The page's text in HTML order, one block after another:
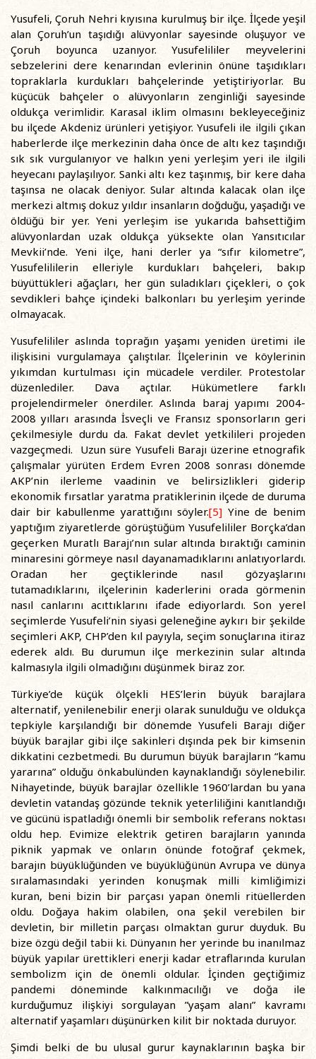
Yusufeli, Çoruh Nehri kıyısına kurulmuş bir ilçe. İlçede yeşil
alan Çoruh’un taşıdığı alüvyonlar sayesinde oluşuyor ve
Çoruh boyunca uzanıyor. Yusufelililer meyvelerini
sebzelerini dere kenarından evlerinin önüne taşıdıkları
topraklarla kurdukları bahçelerinde yetiştiriyorlar. Bu
küçücük bahçeler o alüvyonların zenginliği sayesinde
oldukça verimlidir. Karasal iklim olmasını bekleyeceğiniz
bu ilçede Akdeniz ürünleri yetişiyor. Yusufeli ile ilgili çıkan
haberlerde ilçe merkezinin daha önce de altı kez taşındığı
sık sık vurgulanıyor ve halkın yeni yerleşim yeri ile ilgili
heyecanı paylaşılıyor. Sanki altı kez taşınmış, bir kere daha
taşınsa ne olacak deniyor. Sular altında kalacak olan ilçe
merkezi altmış dokuz yıldır insanların doğduğu, yaşadığı ve
öldüğü bir yer. Yeni yerleşim ise yukarıda bahsettiğim
alüvyonlardan uzak oldukça yüksekte olan Yansıtıcılar
Mevkii’nde. Yeni ilçe, hani derler ya “sıfır kilometre”,
Yusufelililerin elleriyle kurdukları bahçeleri, bakıp
büyüttükleri ağaçları, her gün suladıkları çiçekleri, o çok
sevdikleri bahçe içindeki balkonları bu yerleşim yerinde
olmayacak.
Yusufelililer aslında toprağın yaşamı yeniden üretimi ile
ilişkisini vurgulamaya çalıştılar. İlçelerinin ve köylerinin
yıkımdan kurtulması için mücadele verdiler. Protestolar
düzenlediler. Dava açtılar. Hükümetlere farklı
projelendirmeler önerdiler. Aslında baraj yapımı 2004-
2008 yılları arasında İsveçli ve Fransız sponsorların geri
çekilmesiyle durdu da. Fakat devlet yetkilileri projeden
vazgeçmedi. Uzun süre Yusufeli Barajı üzerine etnografik
çalışmalar yürüten Erdem Evren 2008 sonrası dönemde
AKP’nin ilerleme vaadinin ve belirsizlikleri giderip
ekonomik fırsatlar yaratma pratiklerinin ilçede de duruma
dair bir kabullenme yarattığını söyler.[5] Yine de benim
yaptığım ziyaretlerde görüştüğüm Yusufelililer Borçka’dan
geçerken Muratlı Barajı’nın sular altında bıraktığı caminin
minaresini görmeye nasıl dayanamadıklarını anlatıyorlardı.
Oradan her geçtiklerinde nasıl gözyaşlarını
tutamadıklarını, ilçelerinin kaderlerini orada görmenin
nasıl canlarını acıttıklarını ifade ediyorlardı. Son yerel
seçimlerde Yusufeli’nin siyasi geleneğine aykırı bir şekilde
seçimleri AKP, CHP’den kıl payıyla, seçim sonuçlarına itiraz
ederek aldı. Bu durumun ilçe merkezinin sular altında
kalmasıyla ilgili olmadığını düşünmek biraz zor.
Türkiye’de küçük ölçekli HES’lerin büyük barajlara
alternatif, yenilenebilir enerji olarak sunulduğu ve oldukça
tepkiyle karşılandığı bir dönemde Yusufeli Barajı diğer
büyük barajlar gibi ilçe sakinleri dışında pek bir kimsenin
dikkatini cezbetmedi. Bu durumun büyük barajların “kamu
yararına” olduğu önkabulünden kaynaklandığı söylenebilir.
Nihayetinde, büyük barajlar özellikle 1960’lardan bu yana
devletin vatandaş gözünde teknik yeterliliğini kanıtlandığı
ve gücünü ispatladığı önemli bir sembolik referans noktası
oldu hep. Evimize elektrik getiren barajların yanında
piknik yapmak ve onların önünde fotoğraf çekmek,
barajın büyüklüğünden ve büyüklüğünün Avrupa ve dünya
sıralamasındaki yerinden konuşmak milli kimliğimizi
kuran, beni bizin bir parçası yapan önemli ritüellerden
oldu. Doğaya hakim olabilen, ona şekil verebilen bir
devletin, bir milletin parçası olmaktan gurur duyduk. Bu
bize özgü değil tabii ki. Dünyanın her yerinde bu inanılmaz
büyük yapılar ürettikleri enerji kadar etraflarında kurulan
sembolizm için de önemli oldular. İçinden geçtiğimiz
pandemi döneminde kalkınmacılığı ve doğa ile
kurduğumuz ilişkiyi sorgulayan ”yaşam alanı” kavramı
alternatif yaşamları düşünürken kilit bir noktada duruyor.
Şimdi belki de bu ulusal gurur kaynaklarının başka bir